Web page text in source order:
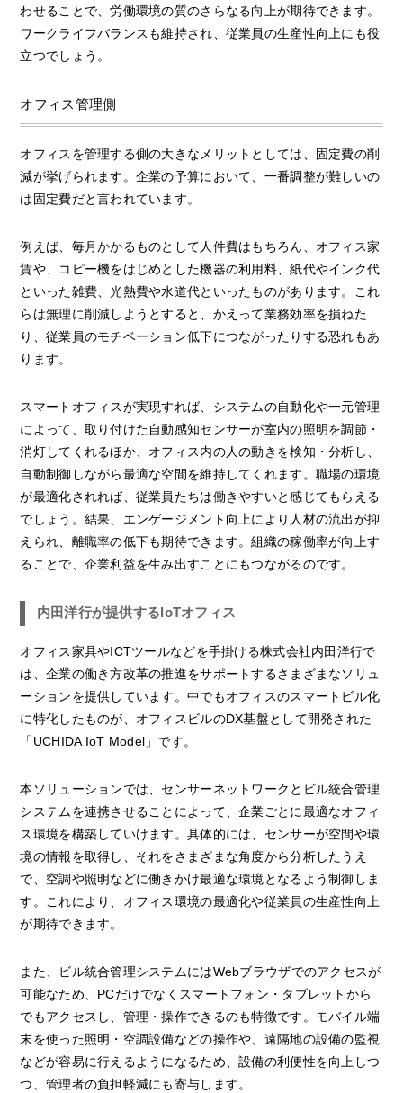
わせることで、労働環境の質のさらなる向上が期待できます。
ワークライフバランスも維持され、従業員の生産性向上にも役
立つでしょう。
オフィス管理側
オフィスを管理する側の大きなメリットとしては、固定費の削
減が挙げられます。企業の予算において、一番調整が難しいの
は固定費だと言われています。
例えば、毎月かかるものとして人件費はもちろん、オフィス家
賃や、コピー機をはじめとした機器の利用料、紙代やインク代
といった雑費、光熱費や水道代といったものがあります。これ
らは無理に削減しようとすると、かえって業務効率を損ねた
り、従業員のモチベーション低下につながったりする恐れもあ
ります。
スマートオフィスが実現すれば、システムの自動化や一元管理
によって、取り付けた自動感知センサーが室内の照明を調節・
消灯してくれるほか、オフィス内の人の動きを検知・分析し、
自動制御しながら最適な空間を維持してくれます。職場の環境
が最適化されれば、従業員たちは働きやすいと感じてもらえる
でしょう。結果、エンゲージメント向上により人材の流出が抑
えられ、離職率の低下も期待できます。組織の稼働率が向上す
ることで、企業利益を生み出すことにもつながるのです。
内田洋行が提供するIoTオフィス
オフィス家具やICTツールなどを手掛ける株式会社内田洋行で
は、企業の働き方改革の推進をサポートするさまざまなソリュ
ーションを提供しています。中でもオフィスのスマートビル化
に特化したものが、オフィスビルのDX基盤として開発された
「UCHIDA IoT Model」です。
本ソリューションでは、センサーネットワークとビル統合管理
システムを連携させることによって、企業ごとに最適なオフィ
ス環境を構築していけます。具体的には、センサーが空間や環
境の情報を取得し、それをさまざまな角度から分析したうえ
で、空調や照明などに働きかけ最適な環境となるよう制御しま
す。これにより、オフィス環境の最適化や従業員の生産性向上
が期待できます。
また、ビル統合管理システムにはWebブラウザでのアクセスが
可能なため、PCだけでなくスマートフォン・タブレットから
でもアクセスし、管理・操作できるのも特徴です。モバイル端
末を使った照明・空調設備などの操作や、遠隔地の設備の監視
などが容易に行えるようになるため、設備の利便性を向上しつ
つ、管理者の負担軽減にも寄与します。